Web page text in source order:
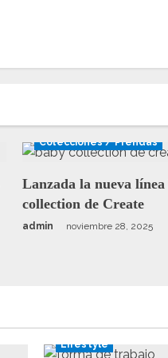
Colecciones / Prendas
Lanzada la nueva
collection de Create
admin noviembre 28, 2025
Lifestyle